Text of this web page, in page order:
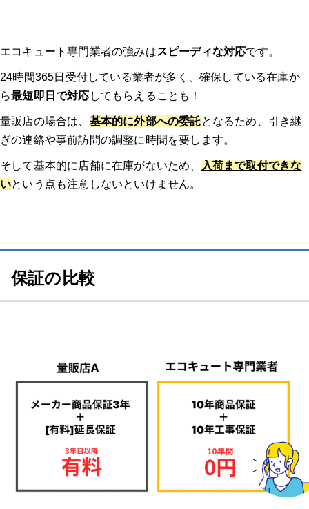
エコキュート専門業者の強みはスピーディな対応です。
24時間365日受付している業者が多く、確保している在庫か
ら最短即日で対応 してもらえることも！
量販店の場合は、 基本的に外部への委託となるため、引き継
ぎの連絡や事前訪問の調整に時間を要します。
そして基本的に店舗に在庫がないため、
入荷まで取付できな
いという点も注意しないといけません。
保証の比較